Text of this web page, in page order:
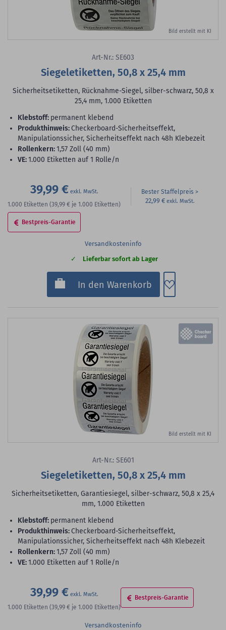
Bild erstellt mit KI
Art-Nr.: SE603
Siegeletiketten, 50,8 x 25,4 mm
Sicherheitsetiketten, Rücknahme-Siegel, silber-schwarz, 50,8 x
25,4 mm, 1.000 Etiketten
Klebstoff: permanent klebend
Produkthinweis:Checkerboard-Sicherheitseffekt,
Manipulationssicher, Sicherheitseffekt nach 48h Klebezeit
Rollenkern:1,57 Zoll (40 mm)
VE:1.000 Etiketten auf 1 Rolle/n
39,99 €
1.000 Etiketten (39,99 € je 1.000 Etiketten)
Bester Staffelpreis
22,99 €
Bestpreis-Garantie
Versandkosteninfo
Lieferbar sofort ab Lager
In den Warenkorb Zum
Bild erstellt mit KI
Art-Nr.: SE601
Siegeletiketten, 50,8 x 25,4 mm
Sicherheitsetiketten, Garantiesiegel, silber-schwarz, 50,8 x 25,4
mm, 1.000 Etiketten
Klebstoff: permanent klebend
Produkthinweis:Checkerboard-Sicherheitseffekt,
Manipulationssicher, Sicherheitseffekt nach 48h Klebezeit
Rollenkern:1,57 Zoll (40 mm)
VE:1.000 Etiketten auf 1 Rolle/n
39,99 €
1.000 Etiketten (39,99 € je 1.000 Etiketten)
Bestpreis-Garantie
Versandkosteninfo